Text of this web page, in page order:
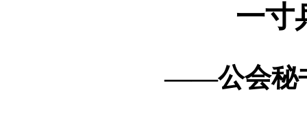
一寸
——公会秘